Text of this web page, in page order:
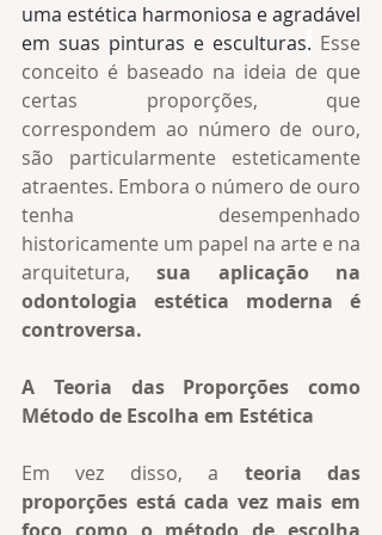
uma estética harmoniosa e agradável
em suas pinturas e esculturas. Esse
conceito é baseado na ideia de que
certas proporções, que
correspondem ao número de ouro,
são particularmente esteticamente
atraentes. Embora o número de ouro
tenha desempenhado
historicamente um papel na arte e na
arquitetura, sua aplicação na
odontologia estética moderna é
controversa.
A Teoria das Proporções como
Método de Escolha em Estética
Em vez disso, a teoria das
proporções está cada vez mais em